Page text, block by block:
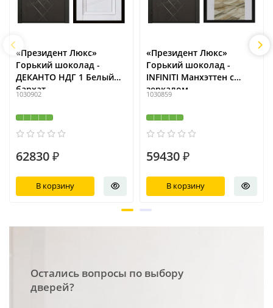
«Президент Люкс»
Горький шоколад -
ДЕКАНТО НДГ 1 Белый
бархат
1030902
62830 ₽
В корзину
«Президент Люкс»
Горький шоколад -
INFINITI Манхэттен с
зеркалом
1030859
59430 ₽
В корзину
Остались вопросы по выбору
дверей?